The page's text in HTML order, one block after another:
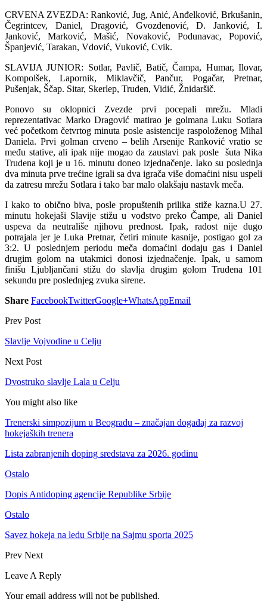
CRVENA ZVEZDA: Ranković, Jug, Anić, Anđelković, Brkušanin,
Čegrintcev, Daniel, Dragović, Gvozdenović, D. Janković, I.
Janković, Marković, Mašić, Novaković, Podunavac, Popović,
Španjević, Tarakan, Vdović, Vuković, Cvik.
SLAVIJA JUNIOR: Sotlar, Pavlič, Batič, Čampa, Humar, Ilovar,
Kompolšek, Lapornik, Miklavčič, Pančur, Pogačar, Pretnar,
Pušenjak, Ščap. Sitar, Skerlep, Truden, Vidić, Žnidaršič.
Ponovo su oklopnici Zvezde prvi pocepali mrežu. Mladi
reprezentativac Marko Dragović matirao je golmana Luku Sotlara
već početkom četvrtog minuta posle asistencije raspoloženog Mihal
Daniela. Prvi golman crveno – belih Arsenije Ranković vratio se
među stative, ali ipak nije mogao da zaustavi pak posle šuta Nika
Trudena koji je u 16. minutu doneo izjednačenje. Iako su poslednja
dva minuta prve trećine igrali sa dva igrača više domaćini nisu uspeli
da zatresu mrežu Sotlara i tako bar malo olakšaju nastavk meča.
I kako to obično biva, posle propuštenih prilika stiže kazna.U 27.
minutu hokejaši Slavije stižu u vođstvo preko Čampe, ali Daniel
uspeva da neutrališe njihovu prednost. Ipak, radost nije dugo
potrajala jer je Luka Pretnar, četiri minute kasnije, postigao gol za
3:2. U poslednjem periodu meča domaćini dodaju gas i Daniel
drugim golom na utakmici donosi izjednačenje. Ipak, u samom
finišu Ljubljančani stižu do slavlja drugim golom Trudena 101
sekundu pre poslednjeg zvuka sirene.
Share FacebookTwitterGoogle+WhatsAppEmail
Prev Post
Slavlje Vojvodine u Celju
Next Post
Dvostruko slavlje Lala u Celju
You might also like
Trenerski simpozijum u Beogradu – značajan događaj za razvoj
hokejaških trenera
Lista zabranjenih doping sredstava za 2026. godinu
Ostalo
Dopis Antidoping agencije Republike Srbije
Ostalo
Savez hokeja na ledu Srbije na Sajmu sporta 2025
Prev Next
Leave A Reply
Your email address will not be published.